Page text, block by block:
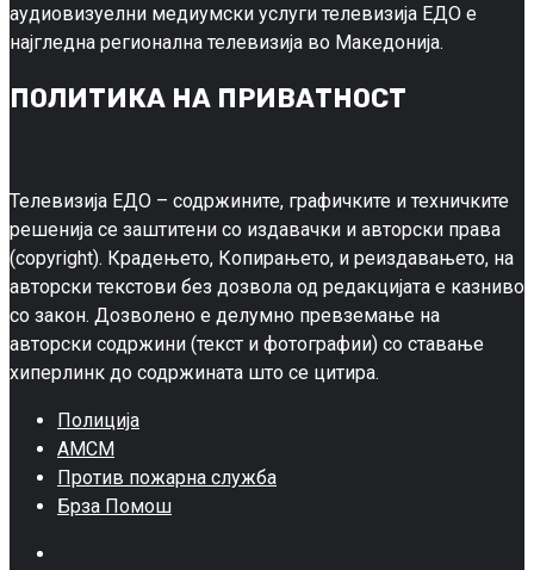
аудиовизуелни медиумски услуги телевизија ЕДО е
најгледна регионална телевизија во Македонија.
ПОЛИТИКА НА ПРИВАТНОСТ
Телевизија ЕДО – содржините, графичките и техничките
решенија се заштитени со издавачки и авторски права
(copyright). Крадењето, Копирањето, и реиздавањето, на
авторски текстови без дозвола од редакцијата е казниво
со закон. Дозволено е делумно превземање на
авторски содржини (текст и фотографии) со ставање
хиперлинк до содржината што се цитира.
Полиција
АМСМ
Против пожарна служба
Брза Помош